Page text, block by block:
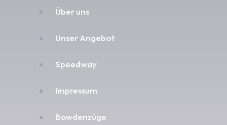
Über uns
Unser Angebot
Speedway
Impressum
Bowdenzüge